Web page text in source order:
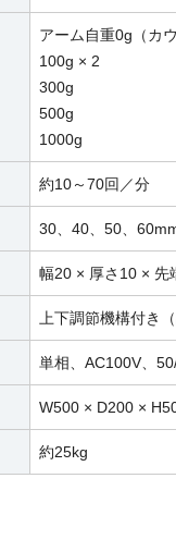
アーム自重0g（カ
100g × 2
300g
500g
1000g
約10～70回／分
30、40、50、
幅20 × 厚さ10 × 先
上下調節機構付き
単相、AC100V、
W500 × D200 ×
約25kg